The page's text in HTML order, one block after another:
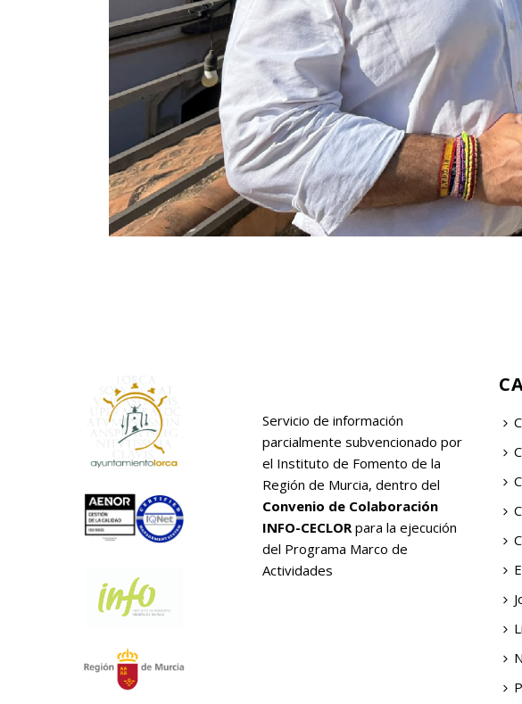
Servicio de información
parcialmente subvencionado por
el Instituto de Fomento de la
Región de Murcia, dentro del
Convenio de Colaboración
INFO-CECLOR para la ejecución
del Programa Marco de
Actividades